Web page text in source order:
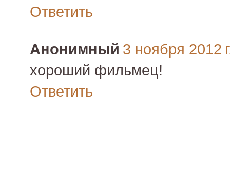
Ответить
Анонимный 3 ноября 2012
хороший фильмец!
Ответить